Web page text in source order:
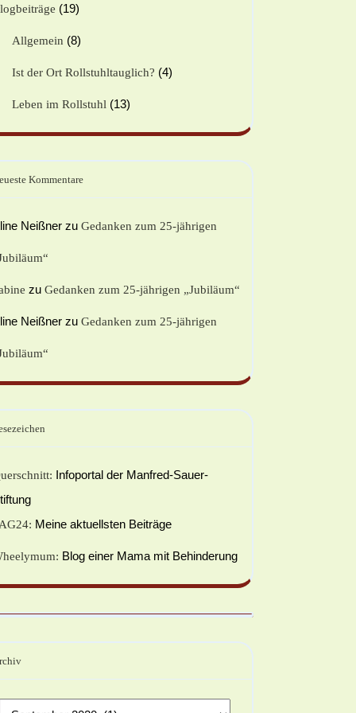
(19)
Allgemein (8)
Ist der Ort Rollstuhltauglich? (4)
Leben im Rollstuhl (13)
Kommentare
Neißner zu Gedanken zum 25-jährigen
zu Gedanken zum 25-jährigen „Jubiläum“
Neißner zu Gedanken zum 25-jährigen
Infoportal der Manfred-Sauer-
Meine aktuellsten Beiträge
Blog einer Mama mit Behinderung